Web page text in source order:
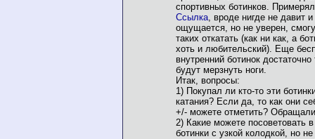
спортивных ботинков.
Ссылка, вроде нигде не давит
ощущается, но не уверен,
таких откатать (как ни как, а
хоть и любительский). Еще
внутренний ботинок
будут мерзнуть ноги.
Итак, вопросы:
1) Покупал ли кто-то эти
катания? Если да, то как они
+/- можете отметить?
2) Какие можете посоветовать
ботинки с узкой колодкой, но